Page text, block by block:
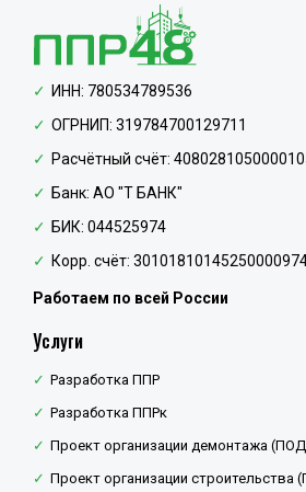
ИНН: 780534789536
ОГРНИП: 319784700129711
Расчётный счёт:
Банк: АО "Т БАНК"
БИК: 044525974
Корр. счёт:
Работаем по всей России
Услуги
Разработка ППР
Разработка ППРк
Проект организации демонтажа
Проект организации строительства